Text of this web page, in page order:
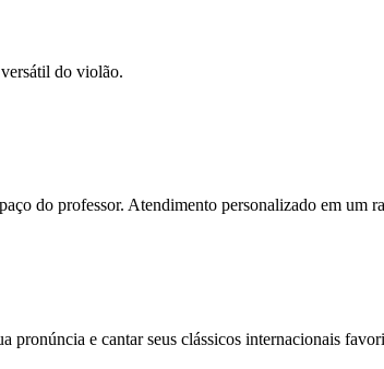
do violão.
do professor. Atendimento personalizado em um
pronúncia e cantar seus clássicos internacionais